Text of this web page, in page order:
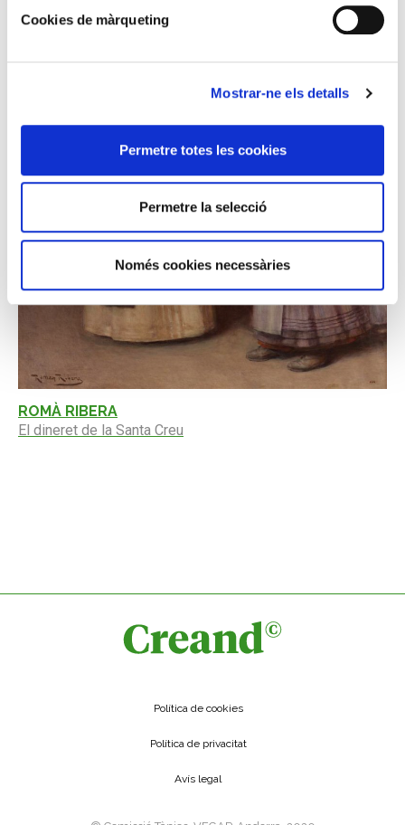
Cookies de màrqueting
Mostrar-ne els detalls
Permetre totes les cookies
Permetre la selecció
Només cookies necessàries
ROMÀ RIBERA
El dineret de la Santa Creu
Política de cookies
Política de privacitat
Avís legal